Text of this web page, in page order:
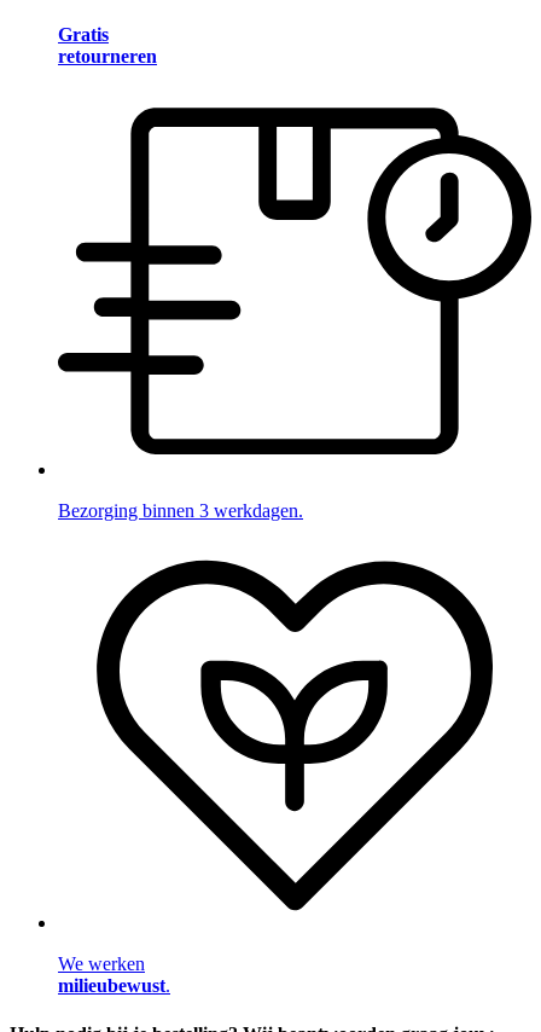
Gratis
retourneren
Bezorging binnen 3 werkdagen.
We werken
milieubewust.